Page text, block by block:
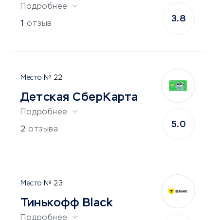
Подробнее
1 отзыв
3.8
22
Детская СберКарта
Подробнее
2 отзыва
5.0
23
Тинькофф Black
Подробнее